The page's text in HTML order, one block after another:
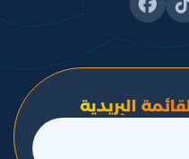
القائمة البريدية